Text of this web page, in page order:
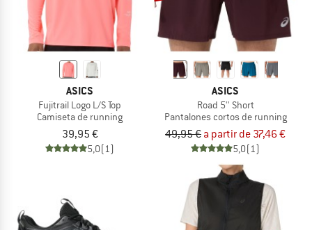
ASICS
Fujitrail Logo L/S Top
Camiseta de running
39,95 €
5,0(1)
ASICS
Road 5'' Short
Pantalones cortos de running
49,95 € a partir de 37,46 €
5,0(1)